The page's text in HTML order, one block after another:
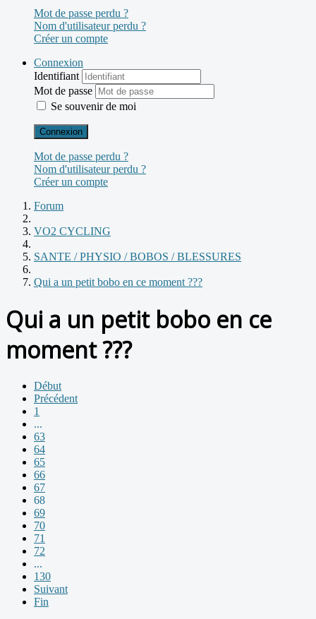
Mot de passe perdu ?
Nom d'utilisateur perdu ?
Créer un compte
Connexion
Identifiant
Mot de passe
Se souvenir de moi
Connexion
Mot de passe perdu ?
Nom d'utilisateur perdu ?
Créer un compte
Forum
VO2 CYCLING
SANTE / PHYSIO / BOBOS / BLESSURES
Qui a un petit bobo en ce moment ???
Qui a un petit bobo en ce
moment ???
Début
Précédent
1
...
63
64
65
66
67
68
69
70
71
72
...
130
Suivant
Fin